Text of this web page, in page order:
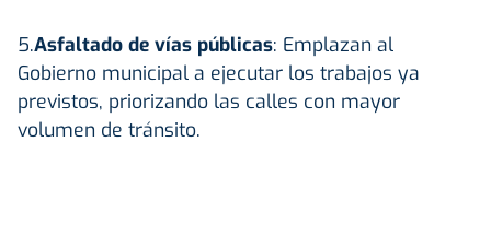
5.Asfaltado de vías públicas: Emplazan al
Gobierno municipal a ejecutar los trabajos ya
previstos, priorizando las calles con mayor
volumen de tránsito.